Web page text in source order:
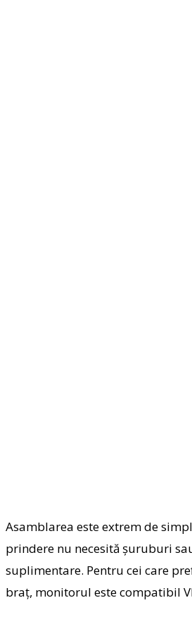
Asamblarea este extrem de
prindere nu necesită șuruburi
suplimentare. Pentru cei care
braț, monitorul este compatibil